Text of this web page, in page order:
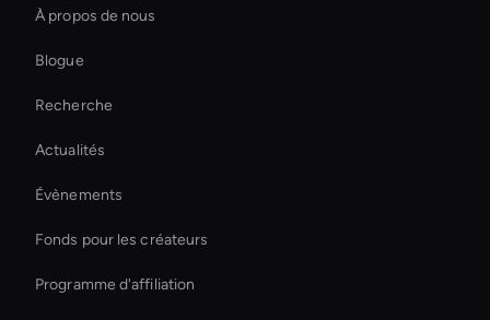
Live Streaming Avatar
Autonomous Ai Avatar
Live Cam Ai Avatar
Augmentez instantanément vos ventes en ligne
Outil de recadrage vidéo AI
Zoom Ai Avatar
À propos de nous
Blogue
Recherche
Actualités
Évènements
Fonds pour les créateurs
Programme d'affiliation